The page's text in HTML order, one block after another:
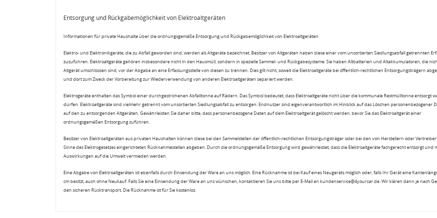
Entsorgung und Rückgabemöglichkeit von Elektroaltgeräten
Informationen für private Haushalte über die ordnungsgemäße Entsorgung und Rückgabemöglichkeit von Elektroaltgeräten
Elektro- und Elektronikgeräte, die zu Abfall geworden sind, werden als Altgeräte bezeichnet. Besitzer von Altgeräten haben diese einer vom unsortierten Siedlungsabfall getrennten
zuzuführen. Elektroaltgeräte gehören insbesondere nicht in den Hausmüll, sondern in spezielle Sammel- und Rückgabesysteme. Sie haben Altbatterien und Altakkumulatoren, die
Altgerät umschlossen sind, vor der Abgabe an eine Erfassungsstelle von diesen zu trennen. Dies gilt nicht, soweit die Elektroaltgeräte bei öffentlich-rechtlichen Entsorgungsträgern
und dort zum Zweck der Vorbereitung zur Wiederverwendung von anderen Elektroaltgeräten separiert werden.
Elektrogeräte enthalten das Symbol einer durchgestrichenen Abfalltonne auf Rädern. Das Symbol bedeutet, dass Elektroaltgeräte nicht über die kommunale Restmülltonne entsorgt
dürfen. Elektroaltgeräte sind vielmehr getrennt vom unsortierten Siedlungsabfall zu entsorgen. Endnutzer sind eigenverantwortlich im Hinblick auf das Löschen personenbezogener
auf den zu entsorgenden Altgeräten. Gewährleisten Sie daher bitte, dass personenbezogene Daten auf dem Elektroaltgerät gelöscht werden, bevor Sie das Elektroaltgerät einer
ordnungsgemäßen Entsorgung zuführen.
Besitzer von Elektroaltgeräten aus privaten Haushalten können diese bei den Sammelstellen der öffentlich-rechtlichen Entsorgungsträger oder bei den von Herstellern oder
Sinne des Elektrogesetzes eingerichteten Rücknahmestellen abgeben. Durch die ordnungsgemäße Entsorgung wird gewährleistet, dass die Elektroaltgeräte fachgerecht entsorgt und
Auswirkungen auf die Umwelt vermieden werden.
Eine Abgabe von Elektroaltgeräten ist ebenfalls durch Einsendung der Ware an uns möglich. Eine Rücknahme ist bei Kauf eines Neugeräts möglich oder, falls Ihr Gerät eine
cm besitzt, auch ohne Neukauf. Falls Sie eine Einsendung der Ware an uns wünschen, kontaktieren Sie uns bitte per E-Mail an kundenservice@4yourcar.de. Wir klären dann je nach
den sicheren Rücktransport. Die Rücknahme ist für Sie kostenlos.